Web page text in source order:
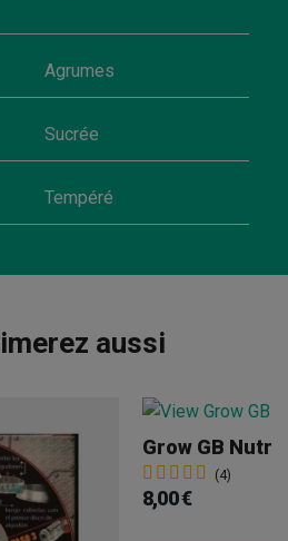
Agrumes
Sucrée
Tempéré
aussi
Grow GB
(4)
8,00 €